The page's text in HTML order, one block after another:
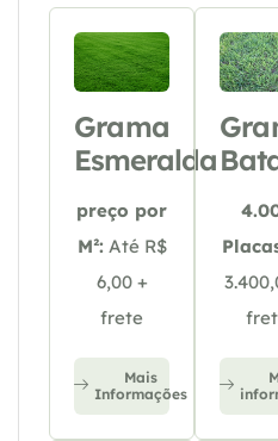
Grama
Esmeralda
preço por
M²: Até R$
6,00 +
frete
Mais
Informações